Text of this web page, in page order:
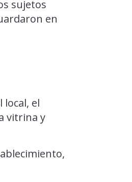
sujetos
en
el
vitrina y